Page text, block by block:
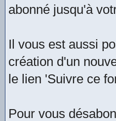
abonné jusqu'à
Il vous est aussi
création d'un
le lien 'Suivre ce
Pour vous